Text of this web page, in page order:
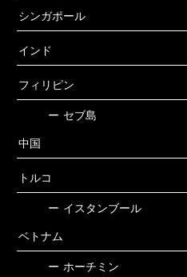
シンガポール
インド
フィリピン
ー セブ島
中国
トルコ
ー イスタンブール
ベトナム
ー ホーチミン